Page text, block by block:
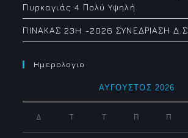
Πυρκαγιάς 4 Πολύ Υψηλή
ΠΙΝΑΚΑΣ 23H -2026 ΣΥΝΕΔΡΙΑΣΗ Δ.Σ
Ημερολογιο
ΑΎΓΟΥΣΤΟΣ 2026
Δ Τ Τ Π Π